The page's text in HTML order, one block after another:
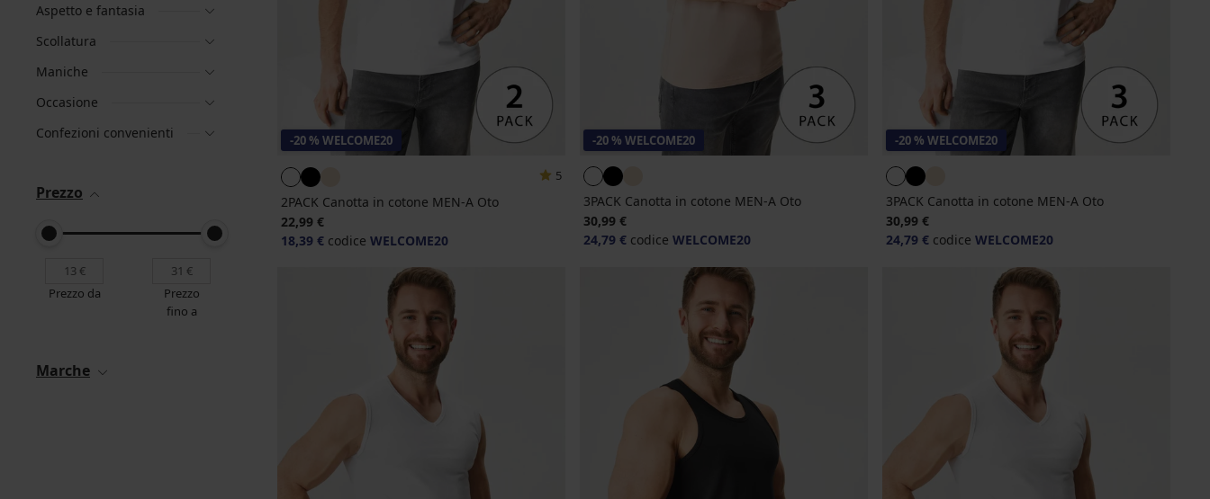
Aspetto e fantasia
Scollatura
Maniche
Occasione
Confezioni convenienti
Prezzo
Prezzo da
Prezzo
fino a
Marche
-20 % WELCOME20
5
2PACK Canotta in cotone MEN-A Oto
22,99 €
18,39 € codice WELCOME20
-20 % WELCOME20
3PACK Canotta in cotone MEN-A Oto
30,99 €
24,79 €codice WELCOME20
-20 % WELCOME20
3PACK Canotta in cotone MEN-A Oto
30,99 €
24,79 €codice WELCOME20